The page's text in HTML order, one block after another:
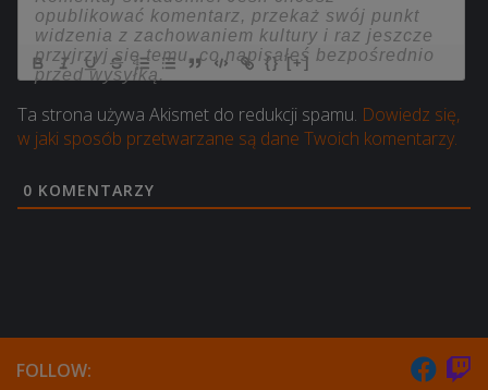
{} [+]
Ta strona używa Akismet do redukcji spamu. Dowiedz się,
w jaki sposób przetwarzane są dane Twoich komentarzy.
0 KOMENTARZY
FOLLOW: